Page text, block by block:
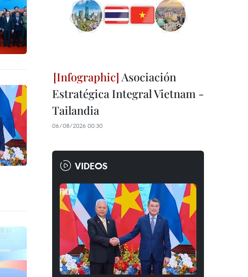
Asociación
Estratégica Integral Vietnam -
Tailandia
06/08/2026 00:30
VIDEOS